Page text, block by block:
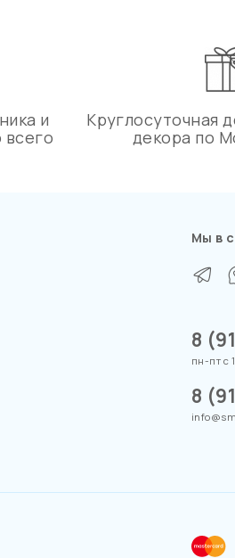
и
всего
Круглосуточная
декора по
Мы в
8
пн-пт с
8